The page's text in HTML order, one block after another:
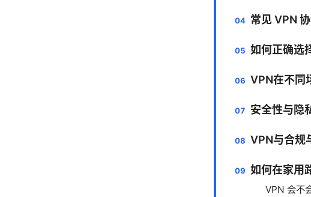
常见 VPN
如何正确选
VPN在不同
安全性与隐
VPN与合规
如何在家用
VPN 会不